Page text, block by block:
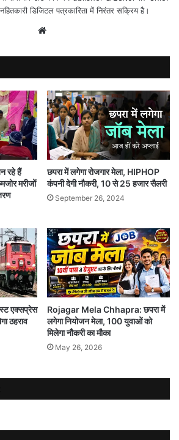
डिजिटल पत्रकारिता में निरंतर सक्रिय है।
रहे हैं
मरीजों
छपरा में लगेगा रोजगार मेला, HIPHOP
कंपनी देगी नौकरी, 10 से 25 हजार सैलरी
September 26, 2024
एक्सप्रेस
ठहराव
Rojagar Mela Chhapra: छपरा में
लगेगा नियोजन मेला, 100 युवाओं को
मिलेगा नौकरी का मौका
May 26, 2026